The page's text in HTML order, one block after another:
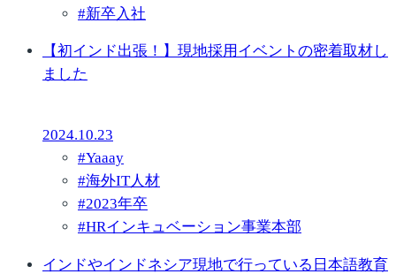
#新卒入社
【初インド出張！】現地採用イベントの密着取材し
ました
2024.10.23
#Yaaay
#海外IT人材
#2023年卒
#HRインキュベーション事業本部
インドやインドネシア現地で行っている日本語教育